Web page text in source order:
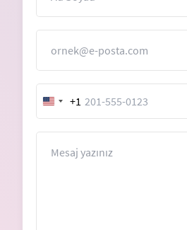
United
States
+1